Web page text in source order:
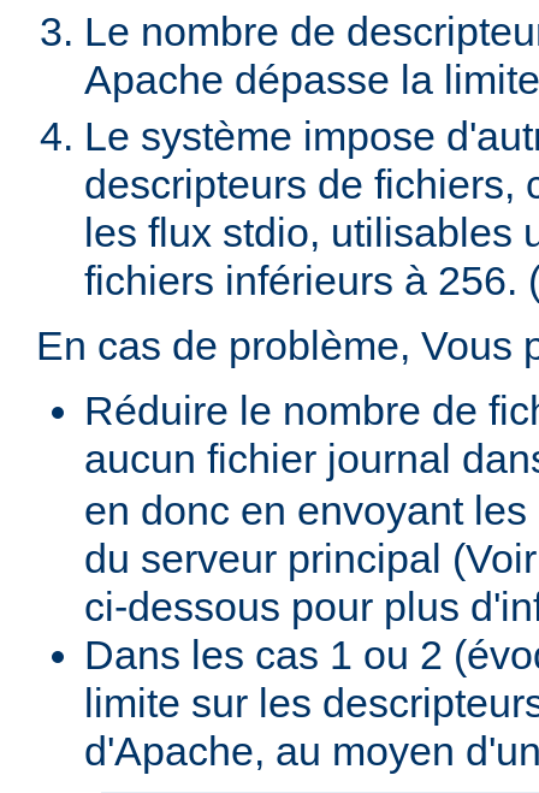
Le nombre de
Apache dépasse la
Le système impose
descripteurs de fichiers,
les flux stdio, utilisables
fichiers inférieurs à 256.
En cas de problème, Vous
Réduire le nombre de
aucun fichier journal
en donc en envoyant
du serveur principal
ci-dessous pour plus
Dans les cas 1 ou 2
limite sur les
d'Apache, au moyen